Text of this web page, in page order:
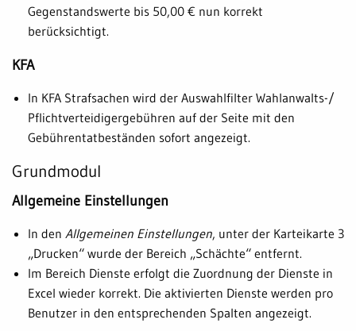
Gegenstandswerte bis 50,00 € nun korrekt
berücksichtigt.
KFA
In KFA Strafsachen wird der Auswahlfilter Wahlanwalts-/
Pflichtverteidigergebühren auf der Seite mit den
Gebührentatbeständen sofort angezeigt.
Grundmodul
Allgemeine Einstellungen
In den Allgemeinen Einstellungen, unter der Karteikarte 3
„Drucken“ wurde der Bereich „Schächte“ entfernt.
Im Bereich Dienste erfolgt die Zuordnung der Dienste in
Excel wieder korrekt. Die aktivierten Dienste werden pro
Benutzer in den entsprechenden Spalten angezeigt.